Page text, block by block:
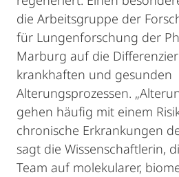
die Arbeitsgruppe der
für Lungenforschung der
Marburg auf die
krankhaften und gesunden
Alterungsprozessen.
gehen häufig mit einem
chronische Erkrankungen
sagt die Wissenschaftlerin,
Team auf molekularer,